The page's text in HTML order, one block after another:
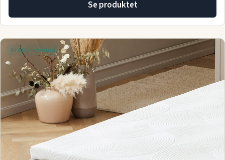
Se produktet
Gratis levering